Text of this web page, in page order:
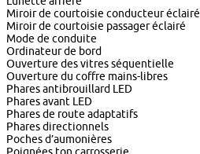
Miroir de courtoisie conducteur éclairé
Miroir de courtoisie passager éclairé
Mode de conduite
Ordinateur de bord
Ouverture des vitres séquentielle
Ouverture du coffre mains-libres
Phares antibrouillard LED
Phares avant LED
Phares de route adaptatifs
Phares directionnels
Poches d’aumonières